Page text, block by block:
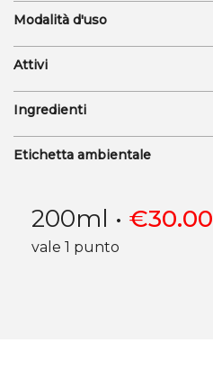
Modalità d'uso
Attivi
Ingredienti
Etichetta ambientale
200ml • €30.00
vale 1 punto